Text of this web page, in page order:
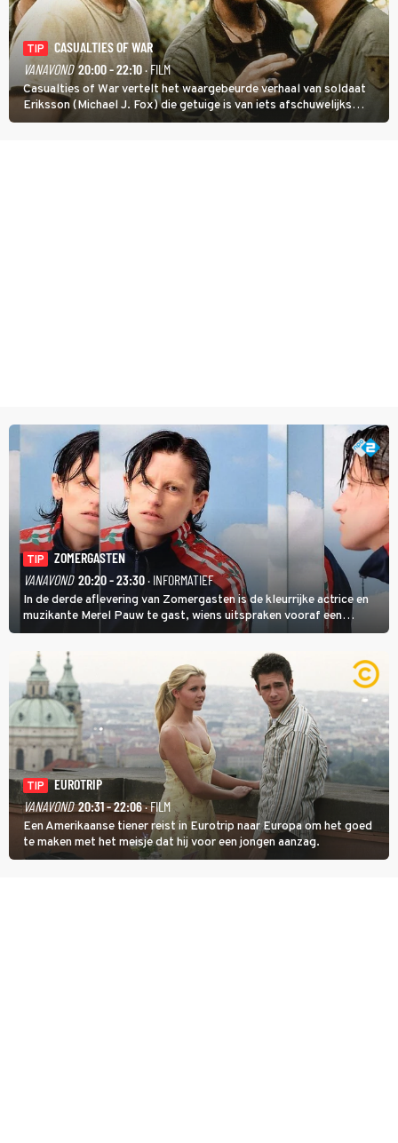
TIP
CASUALTIES OF WAR
VANAVOND 20:00 - 22:10· FILM
Casualties of War vertelt het waargebeurde verhaal van soldaat
Eriksson (Michael J. Fox) die getuige is van iets afschuwelijks
tijdens de Vietnamoorlog. Hij besluit uit de school te klappen.
TIP
ZOMERGASTEN
VANAVOND 20:20 - 23:30· INFORMATIEF
In de derde aflevering van Zomergasten is de kleurrijke actrice en
muzikante Merel Pauw te gast, wiens uitspraken vooraf een
boeiende avond beloven: 'Mijn ideale televisieavond is zoals mijn
identiteit: grenzeloos, absurd en vol angsten'.
TIP
EUROTRIP
VANAVOND 20:31 - 22:06· FILM
Een Amerikaanse tiener reist in Eurotrip naar Europa om het goed
te maken met het meisje dat hij voor een jongen aanzag.